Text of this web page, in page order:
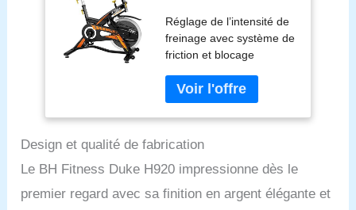
Friction. Volant de
20 Kg
Réglage de l’intensité de
freinage avec système de
friction et blocage
V Pédales doubles SPD-
trekking Pédalier ultra-
résistant Roulettes de
transport
Design et qualité de fabrication
Le BH Fitness Duke H920 impressionne dès le
premier regard avec sa finition en argent élégante et